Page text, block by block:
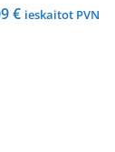
€ ieskaitot PVN